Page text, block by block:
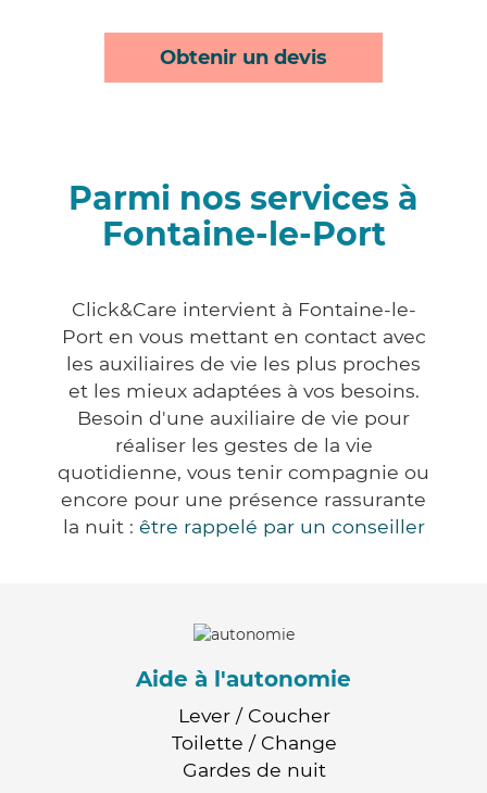
Obtenir un devis
Parmi nos services à
Fontaine-le-Port
Click&Care intervient à Fontaine-le-
Port en vous mettant en contact avec
les auxiliaires de vie les plus proches
et les mieux adaptées à vos besoins.
Besoin d'une auxiliaire de vie pour
réaliser les gestes de la vie
quotidienne, vous tenir compagnie ou
encore pour une présence rassurante
la nuit : être rappelé par un conseiller
Aide à l'autonomie
Lever / Coucher
Toilette / Change
Gardes de nuit